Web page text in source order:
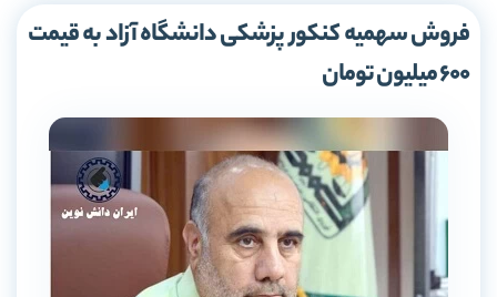
فروش سهمیه کنکور پزشکی دانشگاه آزاد به قیمت
600 میلیون تومان